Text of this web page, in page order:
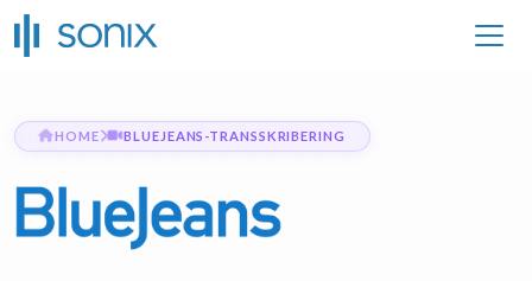
HOME BLUEJEANS-TRANSSKRIBERING